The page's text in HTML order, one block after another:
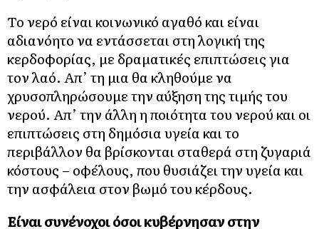
Το νερό είναι κοινωνικό αγαθό και είναι
αδιανόητο να εντάσσεται στη λογική της
κερδοφορίας, με δραματικές επιπτώσεις για
τον λαό. Απ’ τη μια θα κληθούμε να
χρυσοπληρώσουμε την αύξηση της τιμής του
νερού. Απ’ την άλλη η ποιότητα του νερού και οι
επιπτώσεις στη δημόσια υγεία και το
περιβάλλον θα βρίσκονται σταθερά στη ζυγαριά
κόστους – οφέλους, που θυσιάζει την υγεία και
την ασφάλεια στον βωμό του κέρδους.
Είναι συνένοχοι όσοι κυβέρνησαν στην